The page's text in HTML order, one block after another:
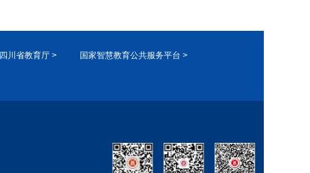
四川省教育厅 > 国家智慧教育公共服务平台 >